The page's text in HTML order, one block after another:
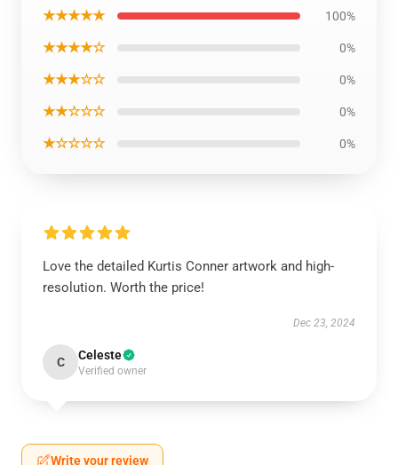
★★★★★ 100%
★★★★☆ 0%
★★★☆☆ 0%
★★☆☆☆ 0%
★☆☆☆☆ 0%
Love the detailed Kurtis Conner artwork and high-
resolution. Worth the price!
Dec 23, 2024
C Celeste
Verified owner
Write your review